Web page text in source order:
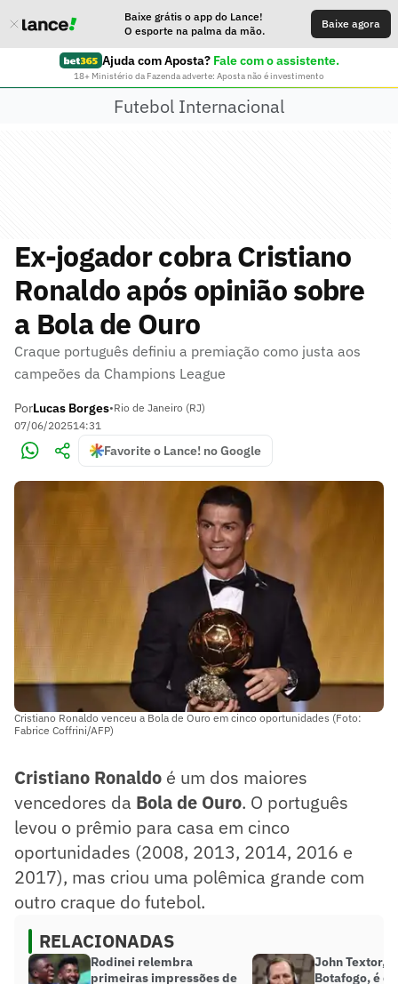
Baixe grátis o app do Lance!
O esporte na palma da mão.
Baixe agora
Ajuda com Aposta? Fale com o assistente.
18+ Ministério da Fazenda adverte: Aposta não é investimento
Futebol Internacional
Ex-jogador cobra Cristiano
Ronaldo após opinião sobre
a Bola de Ouro
Craque português definiu a premiação como justa aos
campeões da Champions League
PorLucas Borges•Rio de Janeiro (RJ)
07/06/202514:31
Favorite o Lance! no Google
Cristiano Ronaldo venceu a Bola de Ouro em cinco oportunidades (Foto:
Fabrice Coffrini/AFP)
Cristiano Ronaldo é um dos maiores
vencedores da Bola de Ouro. O português
levou o prêmio para casa em cinco
oportunidades (2008, 2013, 2014, 2016 e
2017), mas criou uma polêmica grande com
outro craque do futebol.
RELACIONADAS
Rodinei relembra
primeiras impressões de
John Textor,
Botafogo, é